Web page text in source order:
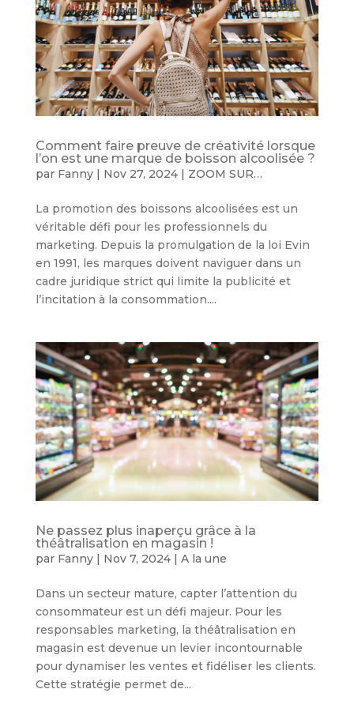
Comment faire preuve de créativité lorsque
l’on est une marque de boisson alcoolisée ?
par Fanny| Nov 27, 2024| ZOOM SUR…
La promotion des boissons alcoolisées est un
véritable défi pour les professionnels du
marketing. Depuis la promulgation de la loi Evin
en 1991, les marques doivent naviguer dans un
cadre juridique strict qui limite la publicité et
l’incitation à la consommation....
Ne passez plus inaperçu grâce à la
théâtralisation en magasin !
par Fanny| Nov 7, 2024| A la une
Dans un secteur mature, capter l’attention du
consommateur est un défi majeur. Pour les
responsables marketing, la théâtralisation en
magasin est devenue un levier incontournable
pour dynamiser les ventes et fidéliser les clients.
Cette stratégie permet de...